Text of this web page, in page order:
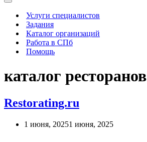
Меню
навигацииУслуги специалистов
Задания
Каталог организаций
Работа в СПб
Помощь
каталог ресторанов
Restorating.ru
1 июня, 20251 июня, 2025